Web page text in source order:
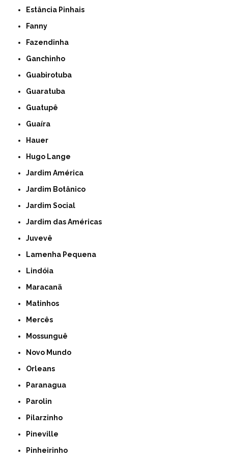
Estância Pinhais
Fanny
Fazendinha
Ganchinho
Guabirotuba
Guaratuba
Guatupê
Guaíra
Hauer
Hugo Lange
Jardim América
Jardim Botânico
Jardim Social
Jardim das Américas
Juvevê
Lamenha Pequena
Lindóia
Maracanã
Matinhos
Mercês
Mossunguê
Novo Mundo
Orleans
Paranagua
Parolin
Pilarzinho
Pineville
Pinheirinho